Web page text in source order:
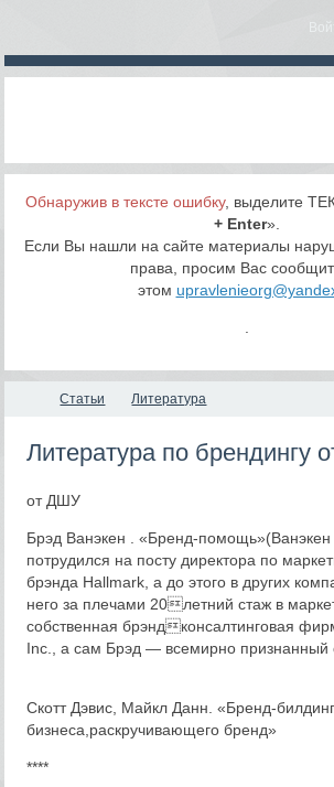
Обнаружив в тексте ошибку, выделите
+ Enter».
Если Вы нашли на сайте материалы
права, просим Вас
этом
Статьи Литература
Литература по брендингу
от ДШУ
Брэд Ванэкен . «Бренд-
потрудился на посту директора по
брэнда Hallmark, а до этого в других
него за плечами 20летний стаж в
собственная брэндконсалтинговая
Inc., а сам Брэд — всемирно признанный
Скотт Дэвис, Майкл Данн. «Бренд-
бизнеса,раскручивающего бренд»
****